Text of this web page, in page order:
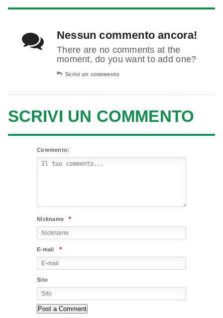
Nessun commento ancora!
There are no comments at the
moment, do you want to add one?
Scrivi un commento
SCRIVI UN COMMENTO
Commento:
Nickname *
E-mail *
Sito